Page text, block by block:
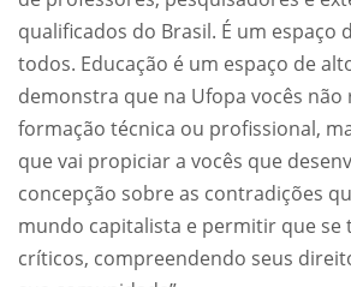
qualificados do Brasil. É um espaço
todos. Educação é um espaço de
demonstra que na Ufopa vocês não
formação técnica ou profissional,
que vai propiciar a vocês que
concepção sobre as contradições
mundo capitalista e permitir que se
críticos, compreendendo seus